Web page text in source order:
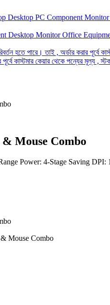
Desktop PC Component Monitor
Desktop MonitorOffice
হতে পারে। তাই , অর্ডার করার
পূর্বে কাস্টমার কেয়ার থেকে পন্যের
Mouse Combo
Power: 4-Stage Saving